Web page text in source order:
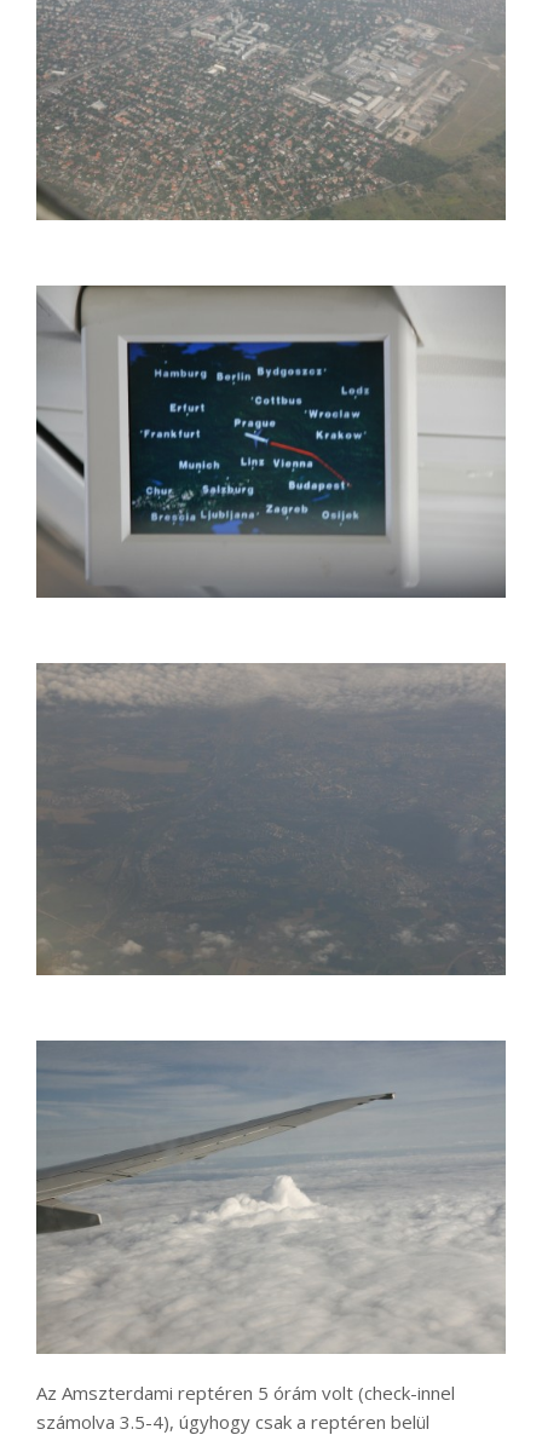
Az Amszterdami reptéren 5 órám volt (check-innel
számolva 3.5-4), úgyhogy csak a reptéren belül